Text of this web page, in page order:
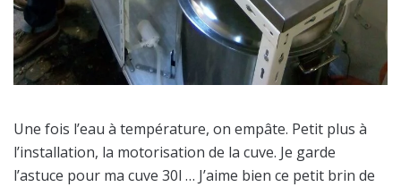
Une fois l’eau à température, on empâte. Petit plus à
l’installation, la motorisation de la cuve. Je garde
l’astuce pour ma cuve 30l … J’aime bien ce petit brin de